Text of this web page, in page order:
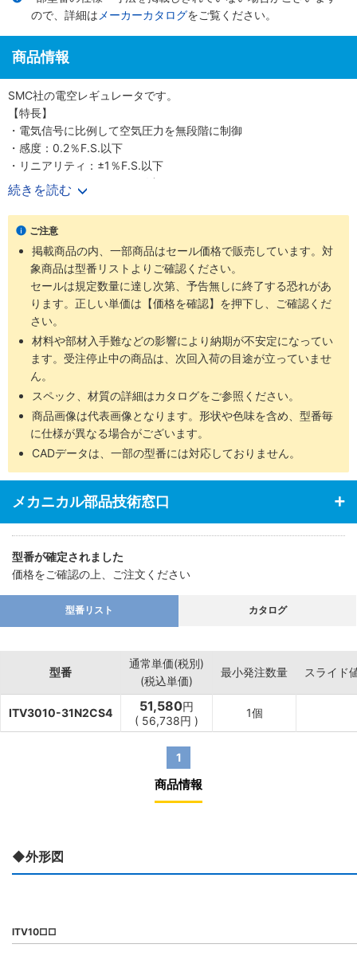
ので、詳細は メーカーカタログをご覧ください。
商品情報
SMC社の電空レギュレータです。
【特長】
・電気信号に比例して空気圧力を無段階に制御
・感度：0.2％F.S.以下
・リニアリティ：±1％F.S.以下
・ヒステリシス：0.5％F.S.以下
・保護構造：IP65
・2方向のケーブル取出しが可能
・ノングリース仕様（ITV1000シリーズ）
・通信：CC-Link、DeviceNet（R）、PROFIBUS DP、RS-232C
続きを読む
ご注意
掲載商品の内、一部商品はセール価格で販売しています。対
象商品は型番リストよりご確認ください。
セールは規定数量に達し次第、予告無しに終了する恐れがあ
ります。正しい単価は【価格を確認】を押下し、ご確認くだ
さい。
材料や部材入手難などの影響により納期が不安定になってい
ます。受注停止中の商品は、次回入荷の目途が立っていませ
ん。
スペック、材質の詳細はカタログをご参照ください。
商品画像は代表画像となります。形状や色味を含め、型番毎
に仕様が異なる場合がございます。
CADデータは、一部の型番には対応しておりません。
メカニカル部品技術窓口
型番が確定されました
価格をご確認の上、ご注文ください
型番リスト カタログ
型番
通常単価(税別)
(税込単価)
最小発注数量 スライド
ITV3010-31N2CS4 51,580円
( 56,738円 )
1個
1
商品情報
◆外形図
ITV10□□